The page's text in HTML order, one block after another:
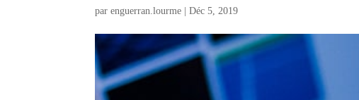
parenguerran.lourme |Déc 5, 2019